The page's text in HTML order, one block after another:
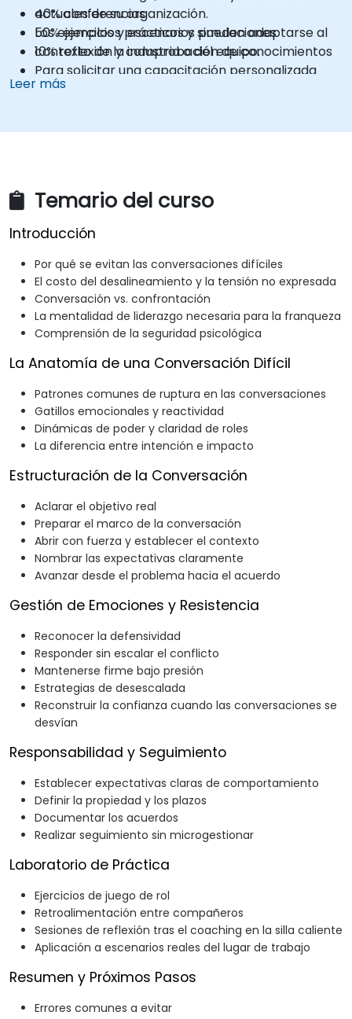
40% conferencias
50% ejercicios prácticos y simulaciones
10% reflexión y comprobación de conocimientos
actuales de su organización.
Los ejemplos y escenarios pueden adaptarse al
contexto de la industria o del equipo.
Para solicitar una capacitación personalizada
para este curso, contáctenos para organizarlo.
Leer más
Temario del curso
Introducción
Por qué se evitan las conversaciones difíciles
El costo del desalineamiento y la tensión no expresada
Conversación vs. confrontación
La mentalidad de liderazgo necesaria para la franqueza
Comprensión de la seguridad psicológica
La Anatomía de una Conversación Difícil
Patrones comunes de ruptura en las conversaciones
Gatillos emocionales y reactividad
Dinámicas de poder y claridad de roles
La diferencia entre intención e impacto
Estructuración de la Conversación
Aclarar el objetivo real
Preparar el marco de la conversación
Abrir con fuerza y establecer el contexto
Nombrar las expectativas claramente
Avanzar desde el problema hacia el acuerdo
Gestión de Emociones y Resistencia
Reconocer la defensividad
Responder sin escalar el conflicto
Mantenerse firme bajo presión
Estrategias de desescalada
Reconstruir la confianza cuando las conversaciones se
desvían
Responsabilidad y Seguimiento
Establecer expectativas claras de comportamiento
Definir la propiedad y los plazos
Documentar los acuerdos
Realizar seguimiento sin microgestionar
Laboratorio de Práctica
Ejercicios de juego de rol
Retroalimentación entre compañeros
Sesiones de reflexión tras el coaching en la silla caliente
Aplicación a escenarios reales del lugar de trabajo
Resumen y Próximos Pasos
Errores comunes a evitar